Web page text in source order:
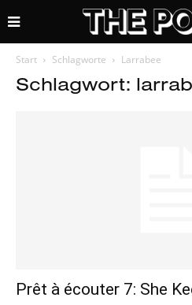
Start Schlagworte Larrabee
Schlagwort:
Prêt à écouter 7: She